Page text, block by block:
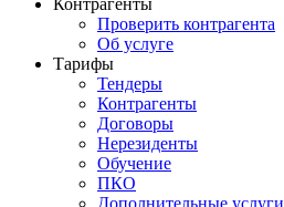
Контрагенты
Проверить контрагента
Об услуге
Тарифы
Тендеры
Контрагенты
Договоры
Нерезиденты
Обучение
ПКО